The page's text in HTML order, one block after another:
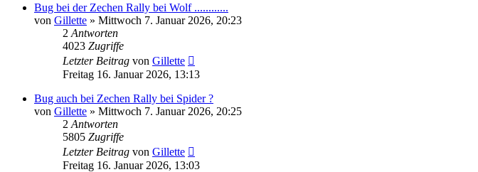
Bug bei der Zechen Rally bei Wolf ............
von Gillette » Mittwoch 7. Januar 2026, 20:23
2 Antworten
4023 Zugriffe
Letzter Beitrag von Gillette
Freitag 16. Januar 2026, 13:13
Bug auch bei Zechen Rally bei Spider ?
von Gillette » Mittwoch 7. Januar 2026, 20:25
2 Antworten
5805 Zugriffe
Letzter Beitrag von Gillette
Freitag 16. Januar 2026, 13:03